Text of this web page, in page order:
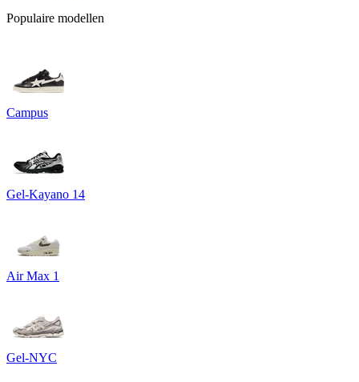
Populaire modellen
Campus
Gel-Kayano 14
Air Max 1
Gel-NYC